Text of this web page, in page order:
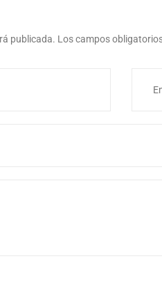
publicada. Los campos